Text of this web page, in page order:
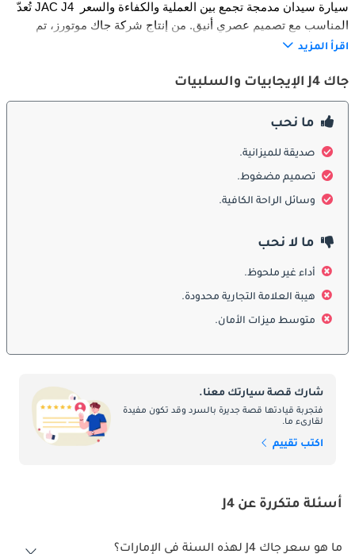
تُعدّ JAC J4 سيارة سيدان مدمجة تجمع بين العملية والكفاءة والسعر
وبفضل تصميمها الخارجي الأنيق ومحركها الاقتصادي وسعرها
الخارج
الداخل
تقدّم المقصورة الداخلية في JAC J4 بيئة مريحة ومجهزة بعناية لتوفير
باللمس مع اتصال بلوتوث وUSB. توفر المقصورة مساحة جيدة للأرجل
ميزات السلامة
اقرأ المزيد
جاك J4 الإيجابيات والسلبيات
ما نحب
صديقة للميزانية.
تصميم مضغوط.
وسائل الراحة الكافية.
ما لا نحب
أداء غير ملحوظ.
هيبة العلامة التجارية محدودة.
متوسط ميزات الأمان.
شارك قصة سيارتك معنا.
فتجربة قيادتها قصة جديرة بالسرد وقد تكون مفيدة
لقارىء ما.
اكتب تقييم
أسئلة متكررة عن J4
ما هو سعر جاك J4 لهذه السنة في الإمارات؟